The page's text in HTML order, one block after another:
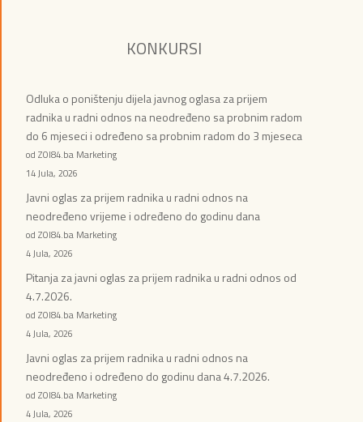
KONKURSI
Odluka o poništenju dijela javnog oglasa za prijem
radnika u radni odnos na neodređeno sa probnim radom
do 6 mjeseci i određeno sa probnim radom do 3 mjeseca
od ZOI84.ba Marketing
14 Jula, 2026
Javni oglas za prijem radnika u radni odnos na
neodređeno vrijeme i određeno do godinu dana
od ZOI84.ba Marketing
4 Jula, 2026
Pitanja za javni oglas za prijem radnika u radni odnos od
4.7.2026.
od ZOI84.ba Marketing
4 Jula, 2026
Javni oglas za prijem radnika u radni odnos na
neodređeno i određeno do godinu dana 4.7.2026.
od ZOI84.ba Marketing
4 Jula, 2026